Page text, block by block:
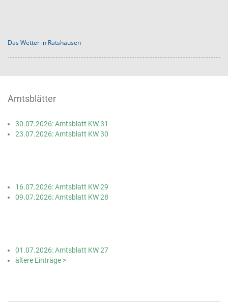
Das Wetter in Ratshausen
Amtsblätter
30.07.2026: Amtsblatt KW 31
23.07.2026: Amtsblatt KW 30
16.07.2026: Amtsblatt KW 29
09.07.2026: Amtsblatt KW 28
01.07.2026: Amtsblatt KW 27
ältere Einträge >